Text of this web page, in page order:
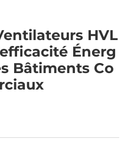
HVL
Énerg
Bâtiments Co